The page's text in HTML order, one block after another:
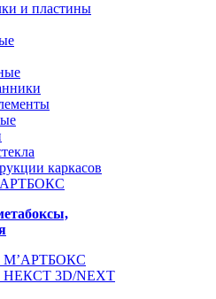
и пластины
каркасов
М’АРТБОКС
НЕКСТ 3D/NEXT